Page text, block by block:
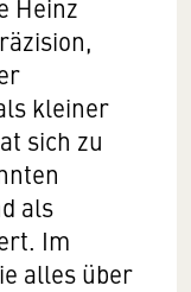
Heinz
kleiner
sich zu
als
Im
alles über